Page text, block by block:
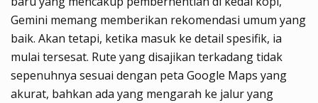
Gemini memang memberikan rekomendasi umum yang
baik. Akan tetapi, ketika masuk ke detail spesifik, ia
mulai tersesat. Rute yang disajikan terkadang tidak
sepenuhnya sesuai dengan peta Google Maps yang
akurat, bahkan ada yang mengarah ke jalur yang